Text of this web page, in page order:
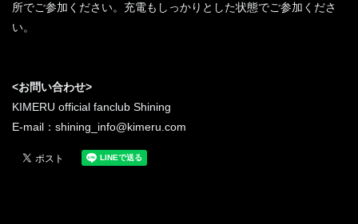
所でご参加ください。充電もしっかりとした状態でご参加くださ
い。
<お問い合わせ>
KIMERU official fanclub Shining
E-mail：shining_info@kimeru.com